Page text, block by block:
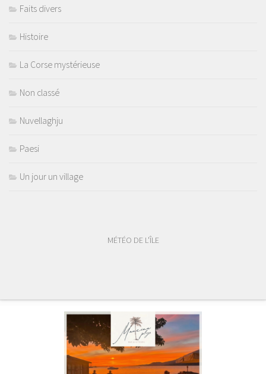
Faits divers
Histoire
La Corse mystérieuse
Non classé
Nuvellaghju
Paesi
Un jour un village
MÉTÉO DE L'ÎLE